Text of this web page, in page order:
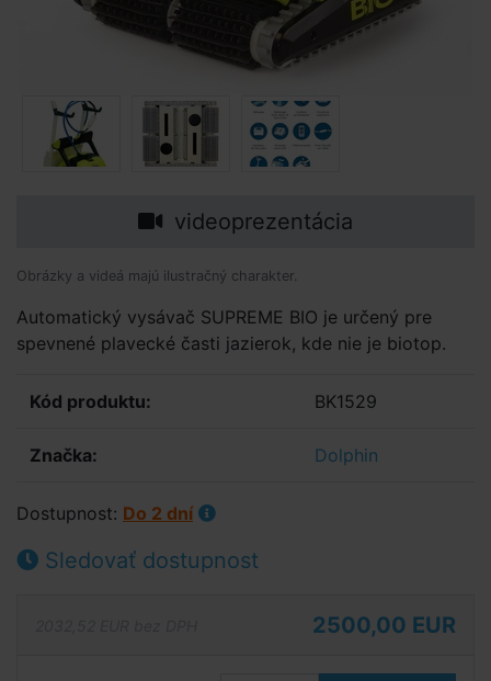
videoprezentácia
Obrázky a videá majú ilustračný charakter.
Automatický vysávač SUPREME BIO je určený pre
spevnené plavecké časti jazierok, kde nie je biotop.
Kód produktu: BK1529
Značka: Dolphin
Dostupnost: Do 2 dní
Sledovať dostupnost
2500,00 EUR